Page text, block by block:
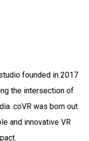
founded in 2017
the intersection of
coVR was born out
and innovative VR